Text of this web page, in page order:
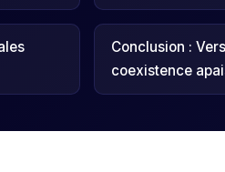
Conclusion :
coexistence